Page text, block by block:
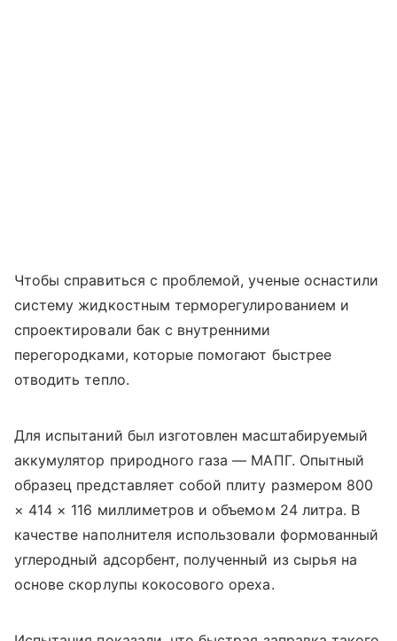
Чтобы справиться с проблемой, ученые оснастили
систему жидкостным терморегулированием и
спроектировали бак с внутренними
перегородками, которые помогают быстрее
отводить тепло.
Для испытаний был изготовлен масштабируемый
аккумулятор природного газа — МАПГ. Опытный
образец представляет собой плиту размером 800
× 414 × 116 миллиметров и объемом 24 литра. В
качестве наполнителя использовали формованный
углеродный адсорбент, полученный из сырья на
основе скорлупы кокосового ореха.